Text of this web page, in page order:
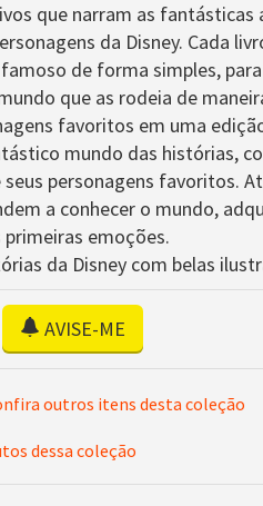
que narram as fantásticas
da Disney. Cada
de forma simples,
que as rodeia de
favoritos em uma
mundo das histórias,
personagens favoritos.
a conhecer o mundo,
emoções.
da Disney com belas
AVISE-ME
outros itens desta coleção
dessa coleção